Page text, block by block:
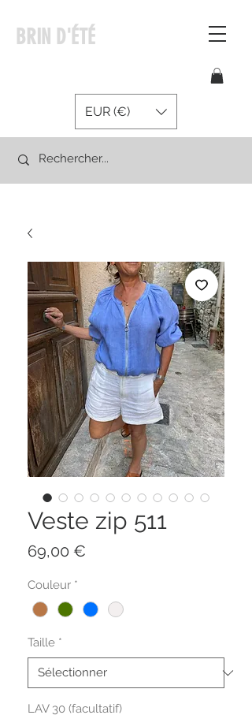
BRIN D'ÉTÉ
EUR (€)
Veste zip 511
69,00 €
Couleur *
Taille *
LAV 30 (facultatif)